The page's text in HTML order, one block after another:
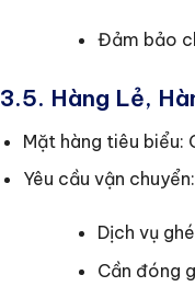
Đảm bảo
3.5. Hàng Lẻ,
Mặt hàng tiêu biểu:
Yêu cầu vận chuyển:
Dịch vụ
Cần đóng